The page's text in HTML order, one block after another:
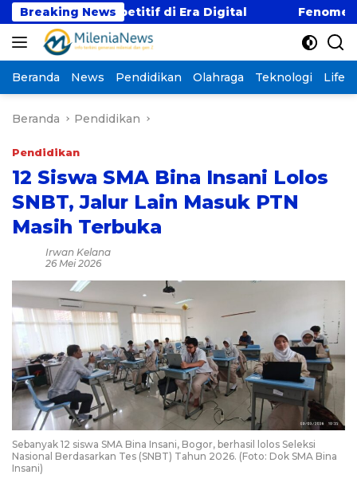
Langsung
ke
konten
Breaking News
Kompetitif di Era Digital Fenomena “Kabur
Beranda News Pendidikan Olahraga Teknologi
Beranda Pendidikan
Pendidikan
12 Siswa SMA Bina Insani Lolos
SNBT, Jalur Lain Masuk PTN
Masih Terbuka
Irwan Kelana
26 Mei 2026
Sebanyak 12 siswa SMA Bina Insani, Bogor, berhasil lolos Seleksi
Nasional Berdasarkan Tes (SNBT) Tahun 2026. (Foto: Dok SMA Bina
Insani)